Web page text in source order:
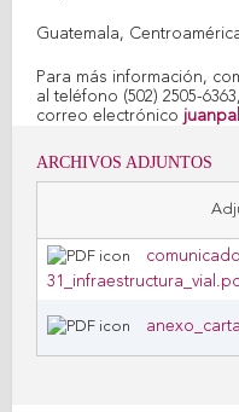
Guatemala,
Para más información,
al teléfono (502) 2505-
correo electrónico
ARCHIVOS ADJUNTOS